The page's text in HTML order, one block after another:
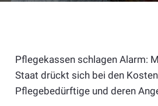
Pflegekassen schlagen Alarm:
Staat drückt sich bei den
Pflegebedürftige und deren